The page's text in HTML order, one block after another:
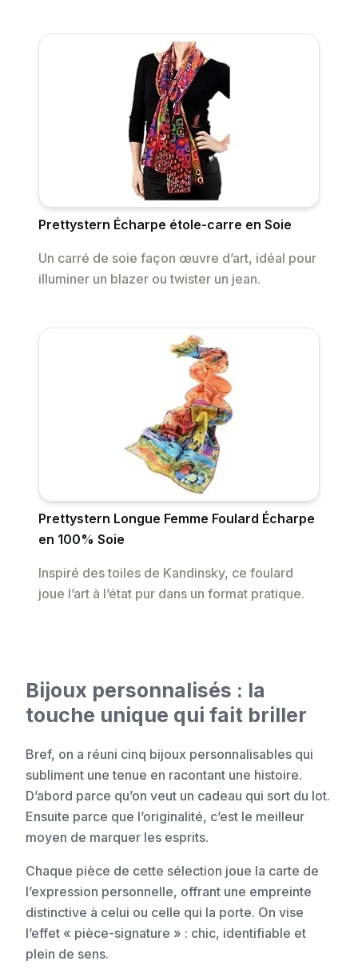
Prettystern Écharpe étole-carre en Soie
Un carré de soie façon œuvre d’art, idéal pour
illuminer un blazer ou twister un jean.
Prettystern Longue Femme Foulard Écharpe
en 100% Soie
Inspiré des toiles de Kandinsky, ce foulard
joue l’art à l’état pur dans un format pratique.
Bijoux personnalisés : la
touche unique qui fait briller
Bref, on a réuni cinq bijoux personnalisables qui
subliment une tenue en racontant une histoire.
D’abord parce qu’on veut un cadeau qui sort du lot.
Ensuite parce que l’originalité, c’est le meilleur
moyen de marquer les esprits.
Chaque pièce de cette sélection joue la carte de
l’expression personnelle, offrant une empreinte
distinctive à celui ou celle qui la porte. On vise
l’effet « pièce-signature » : chic, identifiable et
plein de sens.